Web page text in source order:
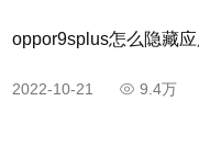
oppor9splus怎么隐藏应
2022-10-21 9.4万